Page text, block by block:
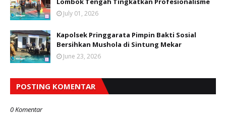
July 01, 2026
Kapolsek Pringgarata Pimpin Bakti Sosial
Bersihkan Mushola di Sintung Mekar
June 23, 2026
POSTING KOMENTAR
0 Komentar